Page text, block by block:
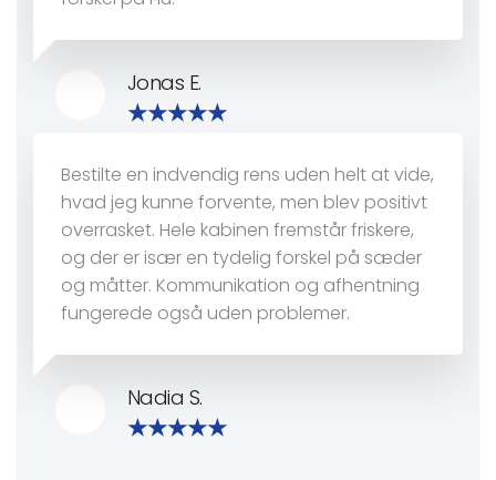
Jonas E.
Bestilte en indvendig rens uden helt at vide,
hvad jeg kunne forvente, men blev positivt
overrasket. Hele kabinen fremstår friskere,
og der er især en tydelig forskel på sæder
og måtter. Kommunikation og afhentning
fungerede også uden problemer.
Nadia S.